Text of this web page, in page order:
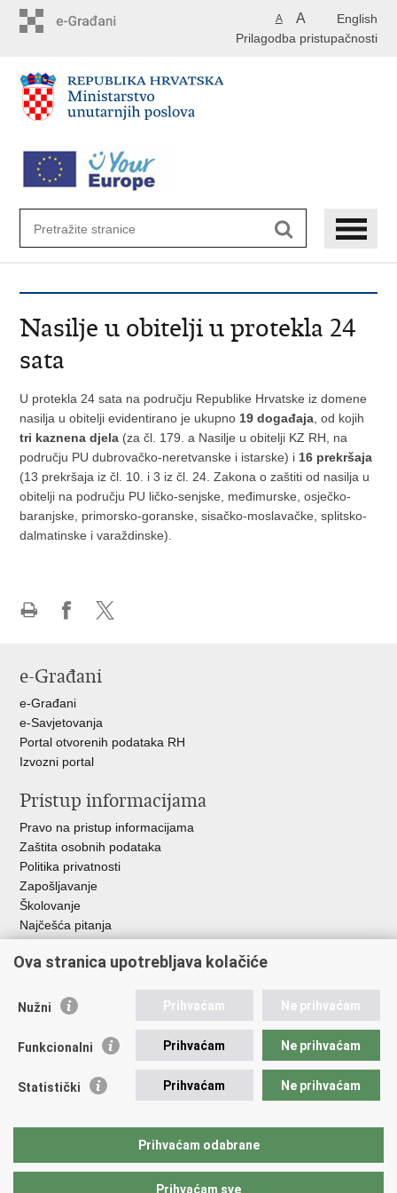
English
A A
Prilagodba pristupačnosti
Nasilje u obitelji u protekla 24
sata
U protekla 24 sata na području Republike Hrvatske iz domene
nasilja u obitelji evidentirano je ukupno 19 događaja , od kojih
tri kaznena djela (za čl. 179. a Nasilje u obitelji KZ RH, na
području PU dubrovačko-neretvanske i istarske) i 16 prekršaja
(13 prekršaja iz čl. 10. i 3 iz čl. 24. Zakona o zaštiti od nasilja u
obitelji na području PU ličko-senjske, međimurske, osječko-
baranjske, primorsko-goranske, sisačko-moslavačke, splitsko-
dalmatinske i varaždinske).
Facebooku
X-
e-Građani
e-Građani
e-Savjetovanja
Portal otvorenih podataka RH
Izvozni portal
Pristup informacijama
Pravo na pristup informacijama
Zaštita osobnih podataka
Politika privatnosti
Zapošljavanje
Školovanje
Najčešća pitanja
Važne poveznice
EMN Nacionalna kontaktna točka za Republiku Hrvatsku
Policijska akademija
Zaklada policijske solidarnosti
Udruge
Ova stranica upotrebljava kolačiće
Nužni Prihvaćam Ne prihvaćam
Funkcionalni Prihvaćam Ne prihvaćam
Statistički Prihvaćam Ne prihvaćam
Prihvaćam odabrane
Prihvaćam sve